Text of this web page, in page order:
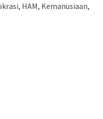
HAM, Kemanusiaan,